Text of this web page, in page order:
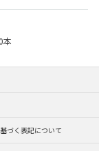
本
づく表記について